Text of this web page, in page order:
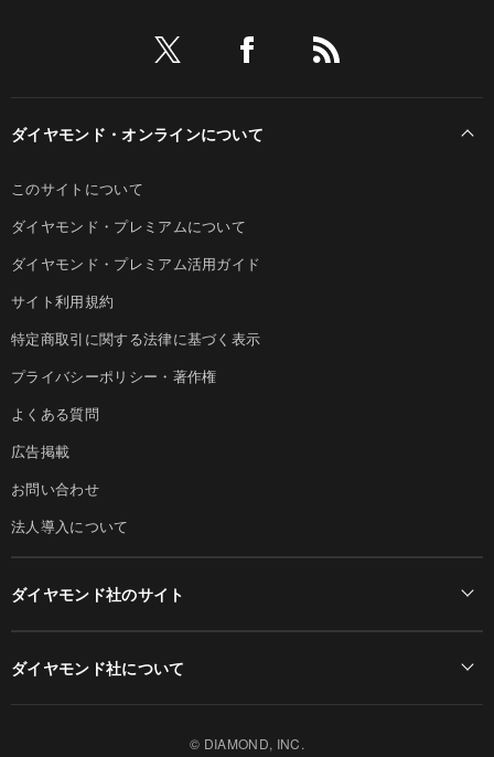
ダイヤモンド・オンラインについて
このサイトについて
ダイヤモンド・プレミアムについて
ダイヤモンド・プレミアム活用ガイド
サイト利用規約
特定商取引に関する法律に基づく表示
プライバシーポリシー・著作権
よくある質問
広告掲載
お問い合わせ
法人導入について
ダイヤモンド社のサイト
ダイヤモンド社について
© DIAMOND, INC.